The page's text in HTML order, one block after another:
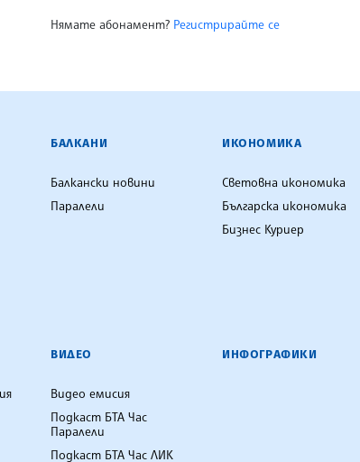
Нямате абонамент? Регистрирайте се
БАЛКАНИ
Балкански новини
Паралели
ИКОНОМИКА
Световна икономика
Българска икономика
Бизнес Куриер
ВИДЕО
Видео емисия
Подкаст БТА Час
Паралели
Подкаст БТА Час ЛИК
ИНФОГРАФИКИ